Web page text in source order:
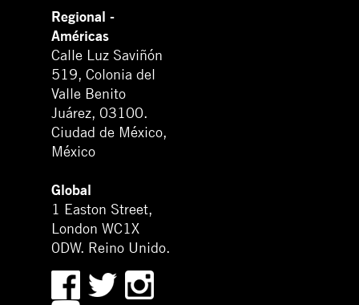
Regional -
Américas
Calle Luz Saviñón
519, Colonia del
Valle Benito
Juárez, 03100.
Ciudad de México,
México
Global
1 Easton Street,
London WC1X
0DW. Reino Unido.